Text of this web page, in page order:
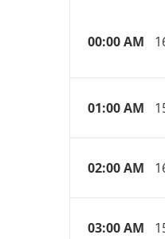
00:00 AM
01:00 AM
02:00 AM
03:00 AM